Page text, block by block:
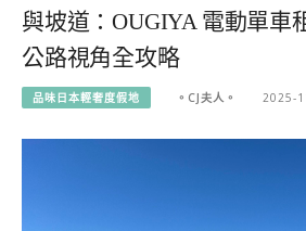
與坡道：OUGIYA 電動單車
公路視角全攻略
品味日本輕奢度假地 。CJ夫人。 2025-